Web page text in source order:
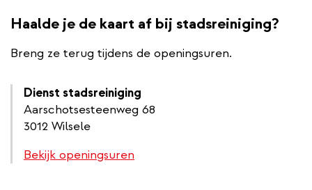
Haalde je de kaart af bij stadsreiniging?
Breng ze terug tijdens de openingsuren.
Dienst stadsreiniging
Aarschotsesteenweg 68
3012 Wilsele
Bekijk openingsuren